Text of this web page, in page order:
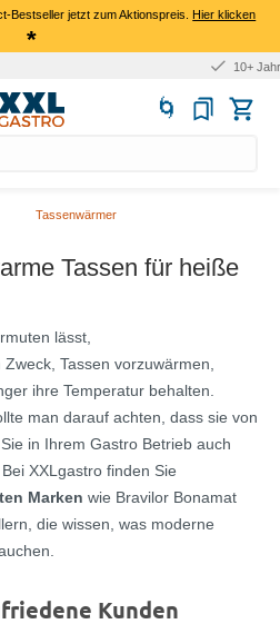
Bestseller jetzt zum Aktionspreis.Hier klicken
*
Tassenwärmer
Tassen für heiße
lässt,
Tassen vorzuwärmen,
ihre Temperatur behalten.
man darauf achten, dass sie von
in Ihrem Gastro Betrieb auch
XXLgastro finden Sie
Marken wie Bravilor Bonamat
die wissen, was moderne
Kunden